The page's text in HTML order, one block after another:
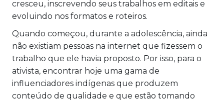
cresceu, inscrevendo seus trabalhos em editais e
evoluindo nos formatos e roteiros.
Quando começou, durante a adolescência, ainda
não existiam pessoas na internet que fizessem o
trabalho que ele havia proposto. Por isso, para o
ativista, encontrar hoje uma gama de
influenciadores indígenas que produzem
conteúdo de qualidade e que estão tomando